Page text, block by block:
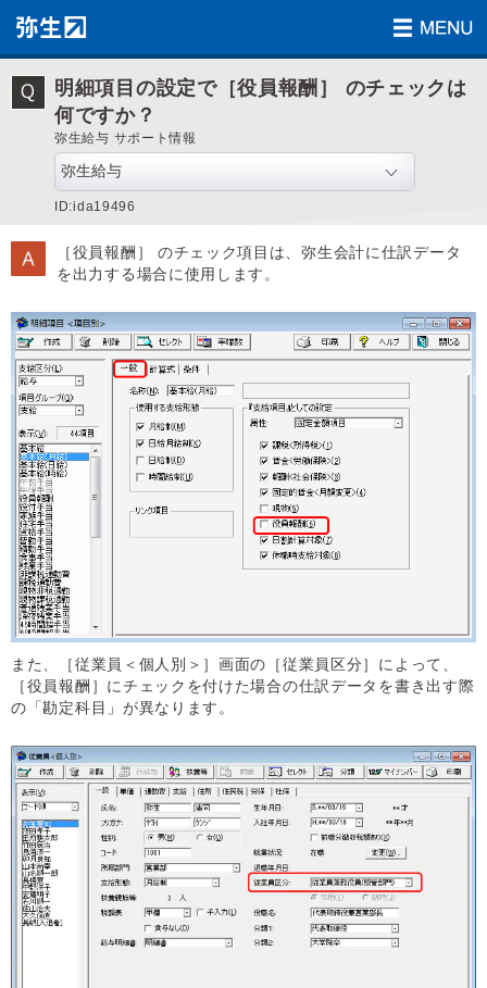
明細項目の設定で［役員報酬］ のチェックは
何ですか？
弥生給与 サポート情報
ID:ida19496
［役員報酬］ のチェック項目は、弥生会計に仕訳データ
を出力する場合に使用します。
また、［従業員＜個人別＞］画面の［従業員区分］によって、
［役員報酬］にチェックを付けた場合の仕訳データを書き出す際
の「勘定科目」が異なります。